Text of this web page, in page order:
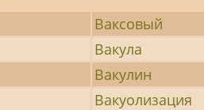
Ваксовый
Вакула
Вакулин
Вакуолизация